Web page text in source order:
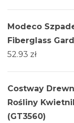
Modeco
Fiberglass
52.93 zł
Costway
Rośliny
(GT3560)